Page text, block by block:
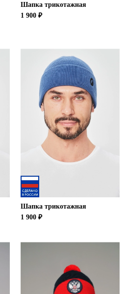
Шапка трикотажная
1 900 ₽
Шапка трикотажная
1 900 ₽